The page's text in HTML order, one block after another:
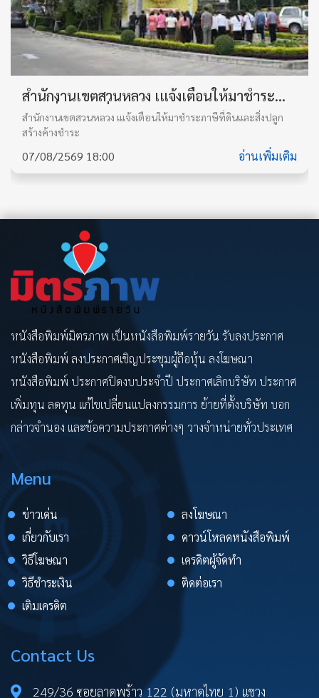
สำนักงานเขตสวนหลวง เแจ้งเตือนให้มาชำระ
ภาษีที่ดินและสิ่งปลูกสร้างค้างชำระ
สำนักงานเขตสวนหลวง เแจ้งเตือนให้มาชำระภาษีที่ดินและสิ่งปลูก
สร้างค้างชำระ
07/08/2569 18:00 อ่านเพิ่มเติม
หนังสือพิมพ์มิตรภาพ เป็นหนังสือพิมพ์รายวัน รับลงประกาศ
หนังสือพิมพ์ ลงประกาศเชิญประชุมผู้ถือหุ้น ลงโฆษณา
หนังสือพิมพ์ ประกาศปิดงบประจำปี ประกาศเลิกบริษัท ประกาศ
เพิ่มทุน ลดทุน แก้ไขเปลี่ยนแปลงกรรมการ ย้ายที่ตั้งบริษัท บอก
กล่าวจำนอง และข้อความประกาศต่างๆ วางจำหน่ายทั่วประเทศ
Menu
ข่าวเด่น
เกี่ยวกับเรา
วิธีโฆษณา
วิธีชำระเงิน
เติมเครดิต
ลงโฆษณา
ดาวน์โหลดหนังสือพิมพ์
เครดิตผู้จัดทำ
ติดต่อเรา
Contact Us
249/36 ซอยลาดพร้าว 122 (มหาดไทย 1) แขวง